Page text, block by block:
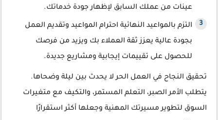
عينات من عملك السابق لإظهار جودة خدماتك.
التزم بالمواعيد النهائية احترام المواعيد وتقديم العمل
بجودة عالية يعزز ثقة العملاء بك ويزيد من فرصك
للحصول على تقييمات إيجابية ومشاريع جديدة.
تحقيق النجاح في العمل الحر لا يحدث بين ليلة وضحاها.
يتطلب الأمر الصبر، التعلم المستمر، والتكيف مع متغيرات
السوق لتطوير مسيرتك المهنية وجعلها أكثر استقرارًا